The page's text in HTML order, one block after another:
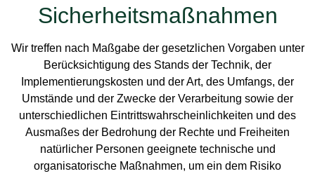
Sicherheitsmaßnahmen
Wir treffen nach Maßgabe der gesetzlichen Vorgaben unter
Berücksichtigung des Stands der Technik, der
Implementierungskosten und der Art, des Umfangs, der
Umstände und der Zwecke der Verarbeitung sowie der
unterschiedlichen Eintrittswahrscheinlichkeiten und des
Ausmaßes der Bedrohung der Rechte und Freiheiten
natürlicher Personen geeignete technische und
organisatorische Maßnahmen, um ein dem Risiko